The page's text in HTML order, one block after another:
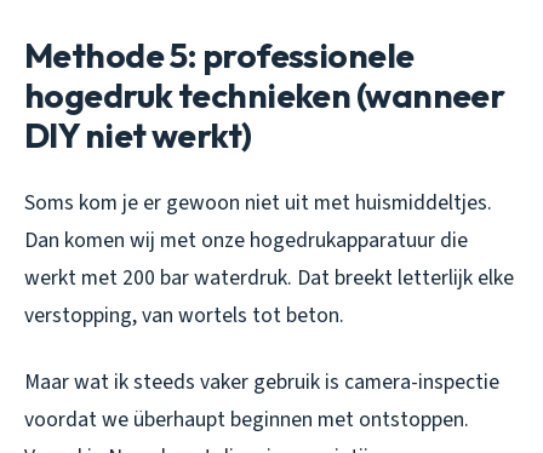
Methode 5: professionele
hogedruk technieken (wanneer
DIY niet werkt)
Soms kom je er gewoon niet uit met huismiddeltjes.
Dan komen wij met onze hogedrukapparatuur die
werkt met 200 bar waterdruk. Dat breekt letterlijk elke
verstopping, van wortels tot beton.
Maar wat ik steeds vaker gebruik is camera-inspectie
voordat we überhaupt beginnen met ontstoppen.